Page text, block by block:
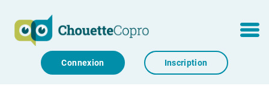
MENU
Connexion Inscription